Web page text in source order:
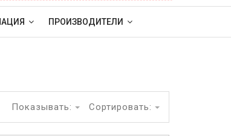
ПРОИЗВОДИТЕЛИ
Сортировать:
Показывать: